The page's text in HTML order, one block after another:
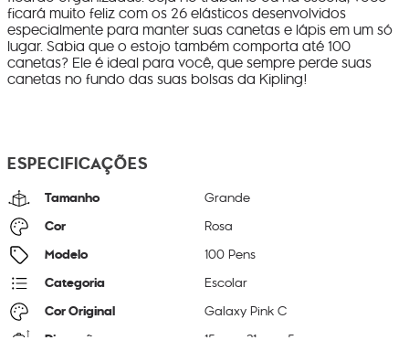
ficará muito feliz com os 26 elásticos desenvolvidos
especialmente para manter suas canetas e lápis em um só
lugar. Sabia que o estojo também comporta até 100
canetas? Ele é ideal para você, que sempre perde suas
canetas no fundo das suas bolsas da Kipling!
ESPECIFICAÇÕES
Tamanho Grande
Cor Rosa
Modelo 100 Pens
Categoria Escolar
Cor Original Galaxy Pink C
Dimensões 15 21 5